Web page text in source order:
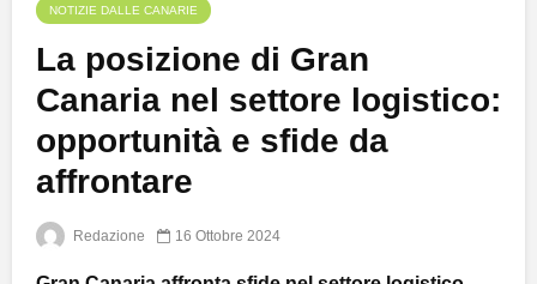
NOTIZIE DALLE CANARIE
La posizione di Gran
Canaria nel settore logistico:
opportunità e sfide da
affrontare
Redazione 16 Ottobre 2024